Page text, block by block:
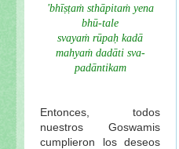
'bhīṣṭaṁ sthāpitaṁ yena
bhū-tale
svayaṁ rūpaḥ kadā
mahyaṁ dadāti sva-
padāntikam
Entonces, todos
nuestros Goswamis
cumplieron los deseos